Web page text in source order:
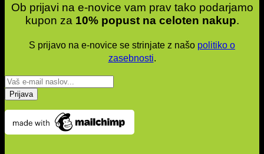
Ob prijavi na e-novice vam prav tako podarjamo
kupon za 10% popust na celoten nakup.
S prijavo na e-novice se strinjate z našo politiko o
zasebnosti.